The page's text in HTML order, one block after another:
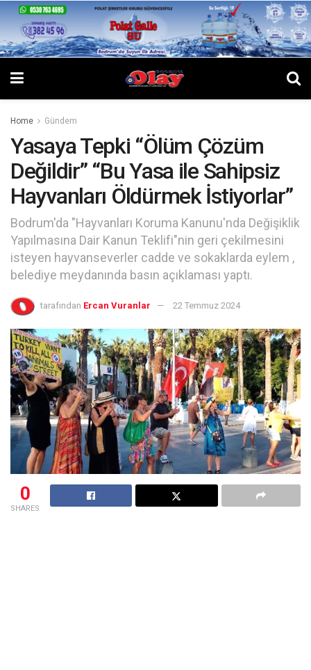
Home Gündem
Yasaya Tepki “Ölüm Çözüm
Değildir” “Bu Yasa ile Sahipsiz
Hayvanları Öldürmek İstiyorlar”
Bodrum'da "Hayvanları Koruma Kanunu'nda Değişiklik
Yapılmasına Dair Kanun Teklifi"nin geri çekilmesini
isteyen hayvanseverler cadde ve sokaklarda eylem ,
belediye meydanında basın açıklaması yaptı.
tarafından Ercan Vuranlar 22 Temmuz 2024
0
SHARES